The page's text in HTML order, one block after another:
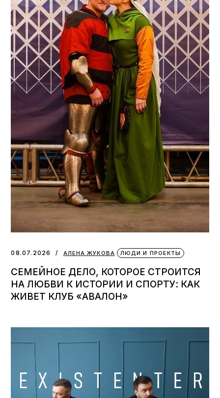
08.07.2026 АЛЕНА ЖУКОВА ЛЮДИ И ПРОЕКТЫ
СЕМЕЙНОЕ ДЕЛО, КОТОРОЕ СТРОИТСЯ
НА ЛЮБВИ К ИСТОРИИ И СПОРТУ: КАК
ЖИВЕТ КЛУБ «АВАЛОН»